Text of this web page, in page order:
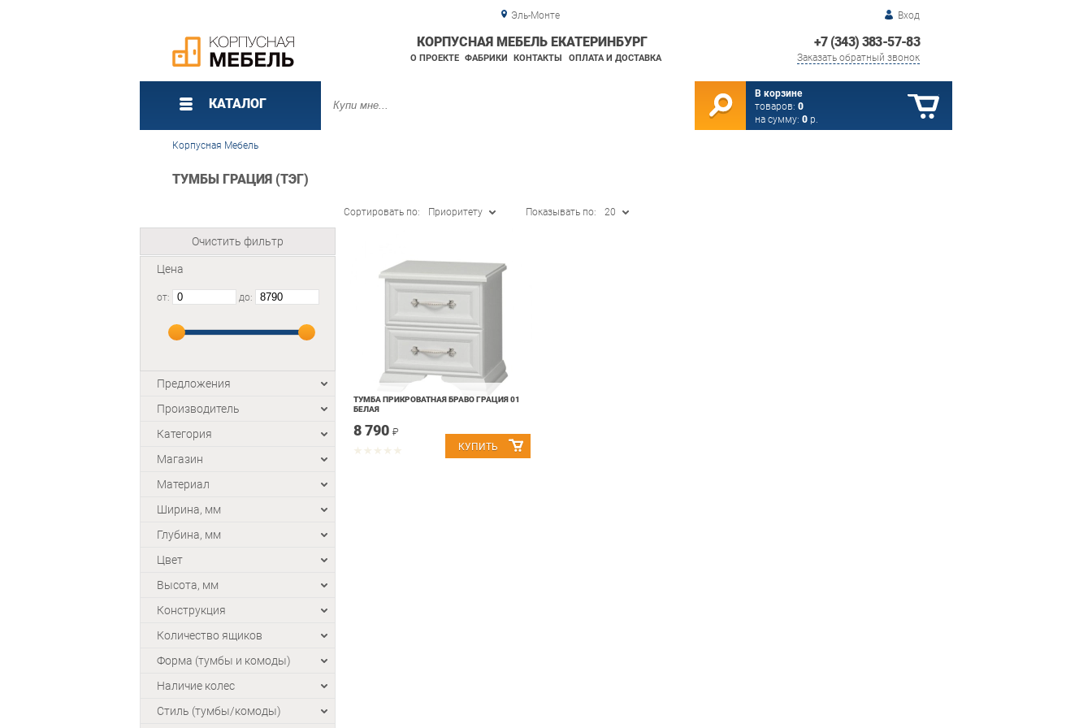
Эль-Монте Вход
+7 (343) 383-57-83
Заказать обратный звонок
КОРПУСНАЯ МЕБЕЛЬ ЕКАТЕРИНБУРГ
О ПРОЕКТЕ ФАБРИКИ КОНТАКТЫ ОПЛАТА И ДОСТАВКА
КАТАЛОГ
В корзине
товаров: 0
на сумму: 0 р.
Корпусная Мебель
ТУМБЫ ГРАЦИЯ (ТЭГ)
Очистить фильтр
Цена
от: до:
Предложения
Производитель
Категория
Магазин
Материал
Ширина, мм
Глубина, мм
Цвет
Высота, мм
Конструкция
Количество ящиков
Форма (тумбы и комоды)
Наличие колес
Стиль (тумбы/комоды)
Сортировать по: Приоритету Показывать по: 20
ТУМБА ПРИКРОВАТНАЯ БРАВО ГРАЦИЯ 01
БЕЛАЯ
8 790 ₽